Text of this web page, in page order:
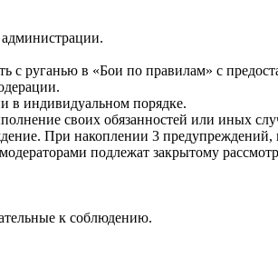
с руганью в «Бои по правилам» с
в индивидуальном порядке.
своих обязанностей или иных
При накоплении 3
подлежат закрытому
к соблюдению.